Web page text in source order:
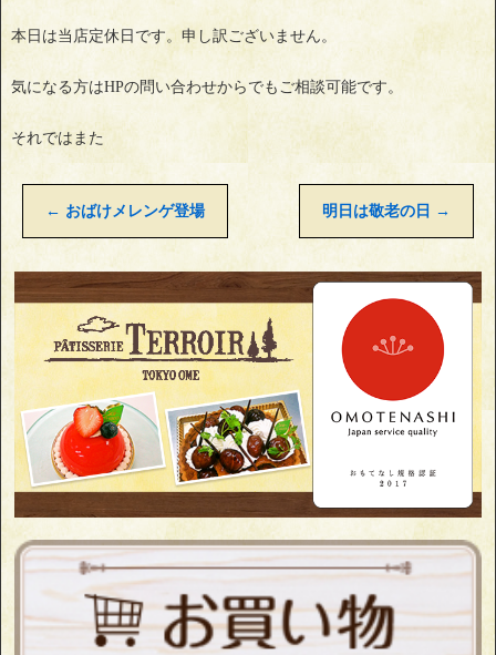
本日は当店定休日です。申し訳ございません。
気になる方はHPの問い合わせからでもご相談可能です。
それではまた
← おばけメレンゲ登場 明日は敬老の日 →